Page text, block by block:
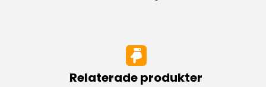
Relaterade produkter